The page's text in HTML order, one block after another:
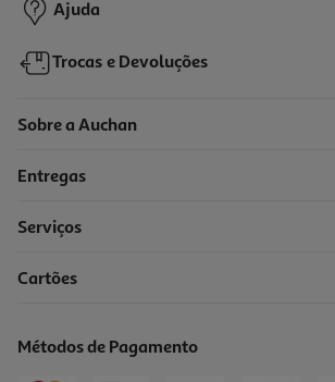
Ajuda
Trocas e Devoluções
Sobre a Auchan
Entregas
Serviços
Cartões
Métodos de Pagamento